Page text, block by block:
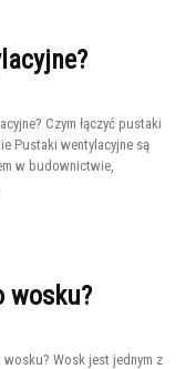
Czym łączyć pustaki
Pustaki wentylacyjne są
w budownictwie,
wosku?
Wosk jest jednym z